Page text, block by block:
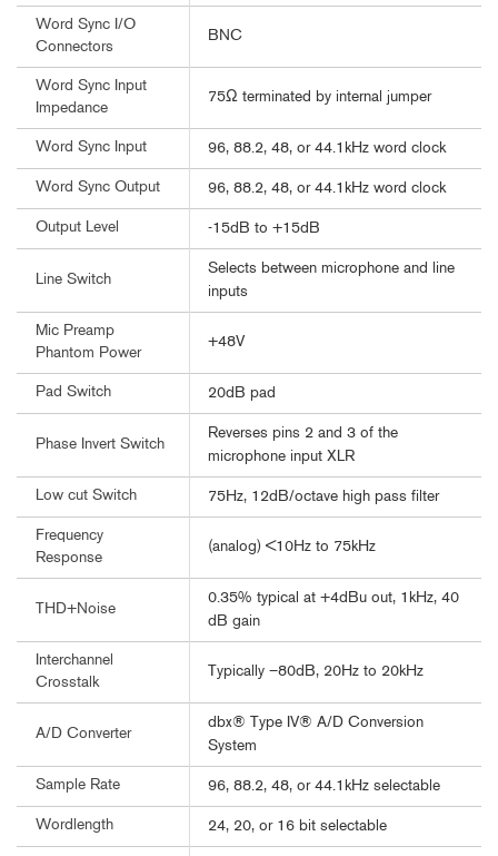
Word Sync I/O
Connectors
BNC
Word Sync Input
Impedance
75Ω terminated by internal jumper
Word Sync Input 96, 88.2, 48, or 44.1kHz word clock
Word Sync Output 96, 88.2, 48, or 44.1kHz word clock
Output Level -15dB to +15dB
Line Switch
Selects between microphone and line
inputs
Mic Preamp
Phantom Power
+48V
Pad Switch 20dB pad
Phase Invert Switch
Reverses pins 2 and 3 of the
microphone input XLR
Low cut Switch 75Hz, 12dB/octave high pass filter
Frequency
Response
(analog) <10Hz to 75kHz
THD+Noise
0.35% typical at +4dBu out, 1kHz, 40
dB gain
Interchannel
Crosstalk
Typically –80dB, 20Hz to 20kHz
A/D Converter
dbx® Type IV® A/D Conversion
System
Sample Rate 96, 88.2, 48, or 44.1kHz selectable
Wordlength 24, 20, or 16 bit selectable